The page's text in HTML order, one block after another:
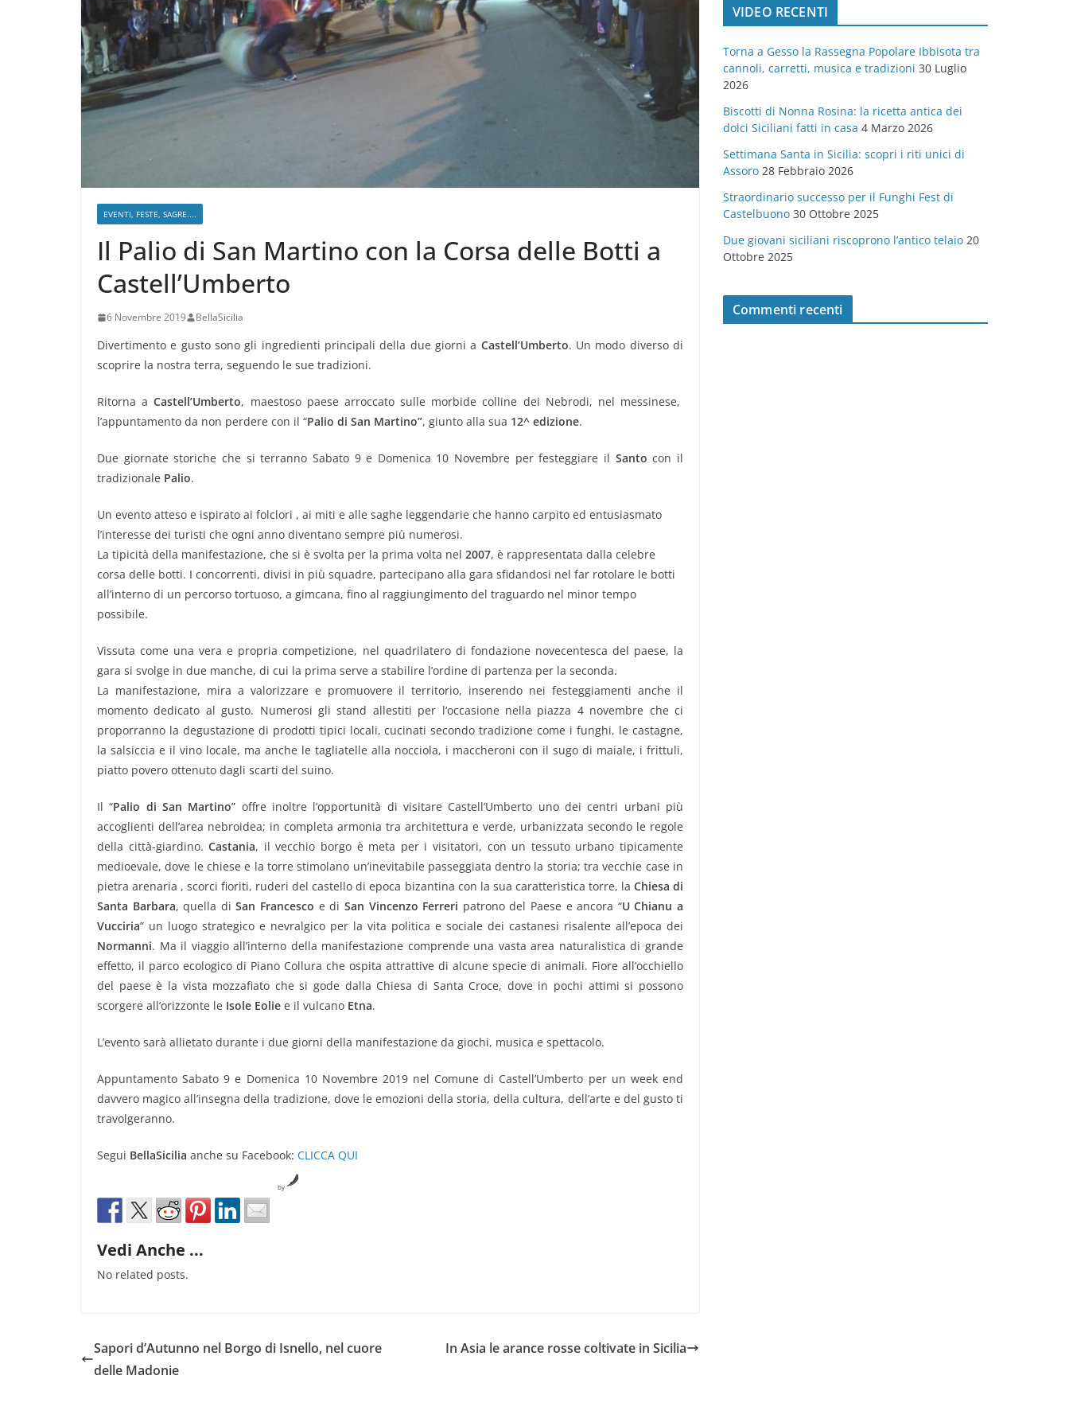
EVENTI, FESTE, SAGRE....
Il Palio di San Martino con la Corsa delle Botti a
Castell’Umberto
6 Novembre 2019 BellaSicilia
Divertimento e gusto sono gli ingredienti principali della due giorni a Castell’Umberto. Un modo diverso di
scoprire la nostra terra, seguendo le sue tradizioni.
Ritorna aCastell’Umberto, maestoso paese arroccato sulle morbide colline dei Nebrodi, nel messinese,
l’appuntamento da non perdere con il “Palio di San Martino”, giunto alla sua 12^ edizione.
Due giornate storiche che si terranno Sabato 9 e Domenica 10 Novembre per festeggiare il Santo con il
tradizionale Palio.
Un evento atteso e ispirato ai folclori , ai miti e alle saghe leggendarie che hanno carpito ed entusiasmato
l’interesse dei turisti che ogni anno diventano sempre più numerosi.
La tipicità della manifestazione, che si è svolta per la prima volta nel 2007, è rappresentata dalla celebre
corsa delle botti. I concorrenti, divisi in più squadre, partecipano alla gara sfidandosi nel far rotolare le botti
all’interno di un percorso tortuoso, a gimcana, fino al raggiungimento del traguardo nel minor tempo
possibile.
Vissuta come una vera e propria competizione, nel quadrilatero di fondazione novecentesca del paese, la
gara si svolge in due manche, di cui la prima serve a stabilire l’ordine di partenza per la seconda.
La manifestazione, mira a valorizzare e promuovere il territorio, inserendo nei festeggiamenti anche il
momento dedicato al gusto. Numerosi gli stand allestiti per l’occasione nella piazza 4 novembre che ci
proporranno la degustazione di prodotti tipici locali, cucinati secondo tradizione come i funghi, le castagne,
la salsiccia e il vino locale, ma anche le tagliatelle alla nocciola, i maccheroni con il sugo di maiale, i frittuli,
piatto povero ottenuto dagli scarti del suino.
Il “Palio di San Martino” offre inoltre l’opportunità di visitare Castell’Umberto uno dei centri urbani più
accoglienti dell’area nebroidea; in completa armonia tra architettura e verde, urbanizzata secondo le regole
della città-giardino.Castania, il vecchio borgo è meta per i visitatori, con un tessuto urbano tipicamente
medioevale, dove le chiese e la torre stimolano un’inevitabile passeggiata dentro la storia; tra vecchie case in
pietra arenaria , scorci fioriti, ruderi del castello di epoca bizantina con la sua caratteristica torre, la Chiesa di
Santa Barbara, quella diSan Francesco e di San Vincenzo Ferreri patrono del Paese e ancora “U Chianu a
Vucciria” un luogo strategico e nevralgico per la vita politica e sociale dei castanesi risalente all’epoca dei
Normanni. Ma il viaggio all’interno della manifestazione comprende una vasta area naturalistica di grande
effetto, il parco ecologico di Piano Collura che ospita attrattive di alcune specie di animali. Fiore all’occhiello
del paese è la vista mozzafiato che si gode dalla Chiesa di Santa Croce, dove in pochi attimi si possono
scorgere all’orizzonte le Isole Eolie e il vulcano Etna.
L’evento sarà allietato durante i due giorni della manifestazione da giochi, musica e spettacolo.
Appuntamento Sabato 9 e Domenica 10 Novembre 2019 nel Comune di Castell’Umberto per un week end
davvero magico all’insegna della tradizione, dove le emozioni della storia, della cultura, dell’arte e del gusto ti
travolgeranno.
Segui BellaSicilia anche su Facebook: CLICCA QUI
by
Vedi Anche ...
No related posts.
Sapori d’Autunno nel Borgo di Isnello, nel cuore
delle Madonie
In Asia le arance rosse coltivate in Sicilia
o
r
e
VIDEO RECENTI
Torna a Gesso la Rassegna Popolare Ibbisota tra
cannoli, carretti, musica e tradizioni 30 Luglio
2026
Biscotti di Nonna Rosina: la ricetta antica dei
dolci Siciliani fatti in casa 4 Marzo 2026
Settimana Santa in Sicilia: scopri i riti unici di
Assoro 28 Febbraio 2026
Straordinario successo per il Funghi Fest di
Castelbuono 30 Ottobre 2025
Due giovani siciliani riscoprono l’antico telaio 20
Ottobre 2025
Commenti recenti